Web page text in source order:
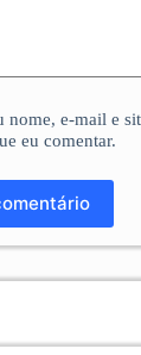
nome, e-mail e
eu comentar.